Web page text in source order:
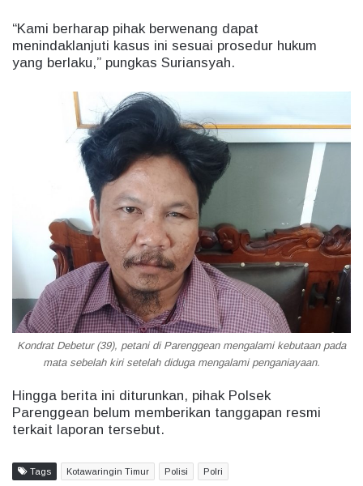
“Kami berharap pihak berwenang dapat
menindaklanjuti kasus ini sesuai prosedur hukum
yang berlaku,” pungkas Suriansyah.
Kondrat Debetur (39), petani di Parenggean mengalami kebutaan pada
mata sebelah kiri setelah diduga mengalami penganiayaan.
Hingga berita ini diturunkan, pihak Polsek
Parenggean belum memberikan tanggapan resmi
terkait laporan tersebut.
Tags Kotawaringin Timur Polisi Polri